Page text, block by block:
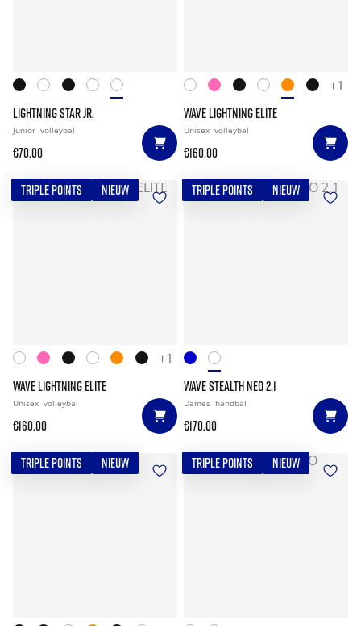
LIGHTNING STAR JR.
Junior volleybal
€70.00
+1
WAVE LIGHTNING ELITE
Unisex volleybal
€160.00
TRIPLE POINTS NIEUW
+1
WAVE LIGHTNING ELITE
Unisex volleybal
€160.00
TRIPLE POINTS NIEUW
WAVE STEALTH NEO 2.1
Dames handbal
€170.00
TRIPLE POINTS NIEUW TRIPLE POINTS NIEUW